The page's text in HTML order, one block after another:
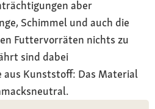
aber
Schimmel und auch die
Futtervorräten nichts zu
sind dabei
Kunststoff: Das Material